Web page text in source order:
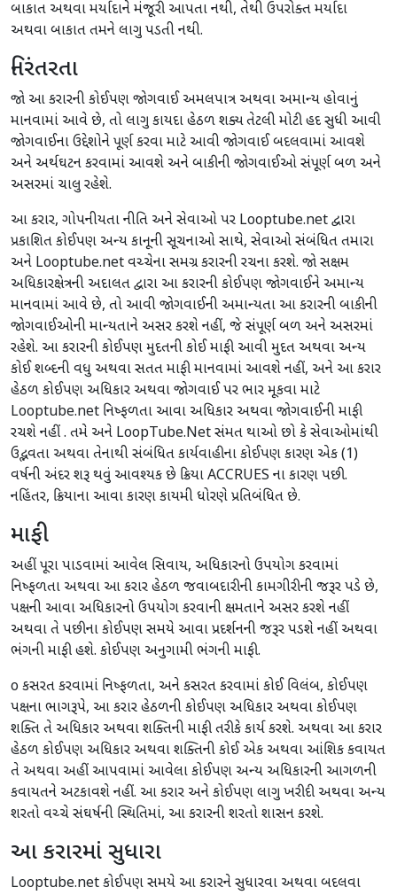
બાકાત અથવા મર્યાદાને મંજૂરી આપતા નથી, તેથી ઉપરોક્ત મર્યાદા
અથવા બાકાત તમને લાગુ પડતી નથી.
નિરંતરતા
જો આ કરારની કોઈપણ જોગવાઈ અમલપાત્ર અથવા અમાન્ય હોવાનું
માનવામાં આવે છે, તો લાગુ કાયદા હેઠળ શક્ય તેટલી મોટી હદ સુધી આવી
જોગવાઈના ઉદ્દેશોને પૂર્ણ કરવા માટે આવી જોગવાઈ બદલવામાં આવશે
અને અર્થઘટન કરવામાં આવશે અને બાકીની જોગવાઈઓ સંપૂર્ણ બળ અને
અસરમાં ચાલુ રહેશે.
આ કરાર, ગોપનીયતા નીતિ અને સેવાઓ પર Looptube.net દ્વારા
પ્રકાશિત કોઈપણ અન્ય કાનૂની સૂચનાઓ સાથે, સેવાઓ સંબંધિત તમારા
અને Looptube.net વચ્ચેના સમગ્ર કરારની રચના કરશે. જો સક્ષમ
અધિકારક્ષેત્રની અદાલત દ્વારા આ કરારની કોઈપણ જોગવાઈને અમાન્ય
માનવામાં આવે છે, તો આવી જોગવાઈની અમાન્યતા આ કરારની બાકીની
જોગવાઈઓની માન્યતાને અસર કરશે નહીં, જે સંપૂર્ણ બળ અને અસરમાં
રહેશે. આ કરારની કોઈપણ મુદતની કોઈ માફી આવી મુદત અથવા અન્ય
કોઈ શબ્દની વધુ અથવા સતત માફી માનવામાં આવશે નહીં, અને આ કરાર
હેઠળ કોઈપણ અધિકાર અથવા જોગવાઈ પર ભાર મૂકવા માટે
Looptube.net નિષ્ફળતા આવા અધિકાર અથવા જોગવાઈની માફી
રચશે નહીં . તમે અને LoopTube.Net સંમત થાઓ છો કે સેવાઓમાંથી
ઉદ્ભવતા અથવા તેનાથી સંબંધિત કાર્યવાહીના કોઈપણ કારણ એક (1)
વર્ષની અંદર શરૂ થવું આવશ્યક છે ક્રિયા ACCRUES ના કારણ પછી.
નહિંતર, ક્રિયાના આવા કારણ કાયમી ધોરણે પ્રતિબંધિત છે.
માફી
અહીં પૂરા પાડવામાં આવેલ સિવાય, અધિકારનો ઉપયોગ કરવામાં
નિષ્ફળતા અથવા આ કરાર હેઠળ જવાબદારીની કામગીરીની જરૂર પડે છે,
પક્ષની આવા અધિકારનો ઉપયોગ કરવાની ક્ષમતાને અસર કરશે નહીં
અથવા તે પછીના કોઈપણ સમયે આવા પ્રદર્શનની જરૂર પડશે નહીં અથવા
ભંગની માફી હશે. કોઈપણ અનુગામી ભંગની માફી.
o કસરત કરવામાં નિષ્ફળતા, અને કસરત કરવામાં કોઈ વિલંબ, કોઈપણ
પક્ષના ભાગરૂપે, આ કરાર હેઠળની કોઈપણ અધિકાર અથવા કોઈપણ
શક્તિ તે અધિકાર અથવા શક્તિની માફી તરીકે કાર્ય કરશે. અથવા આ કરાર
હેઠળ કોઈપણ અધિકાર અથવા શક્તિની કોઈ એક અથવા આંશિક કવાયત
તે અથવા અહીં આપવામાં આવેલા કોઈપણ અન્ય અધિકારની આગળની
કવાયતને અટકાવશે નહીં. આ કરાર અને કોઈપણ લાગુ ખરીદી અથવા અન્ય
શરતો વચ્ચે સંઘર્ષની સ્થિતિમાં, આ કરારની શરતો શાસન કરશે.
આ કરારમાં સુધારા
Looptube.net કોઈપણ સમયે આ કરારને સુધારવા અથવા બદલવા